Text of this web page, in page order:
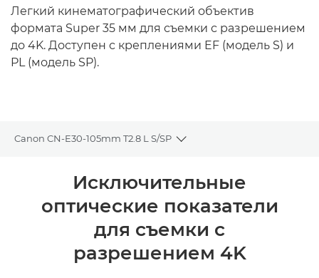
Легкий кинематографический объектив
формата Super 35 мм для съемки с разрешением
до 4K. Доступен с креплениями EF (модель S) и
PL (модель SP).
Canon CN-E30-105mm T2.8 L S/SP
Toggle breadcrumbs
Общая информацияИсключительные
оптические показатели
для съемки с
разрешением 4K